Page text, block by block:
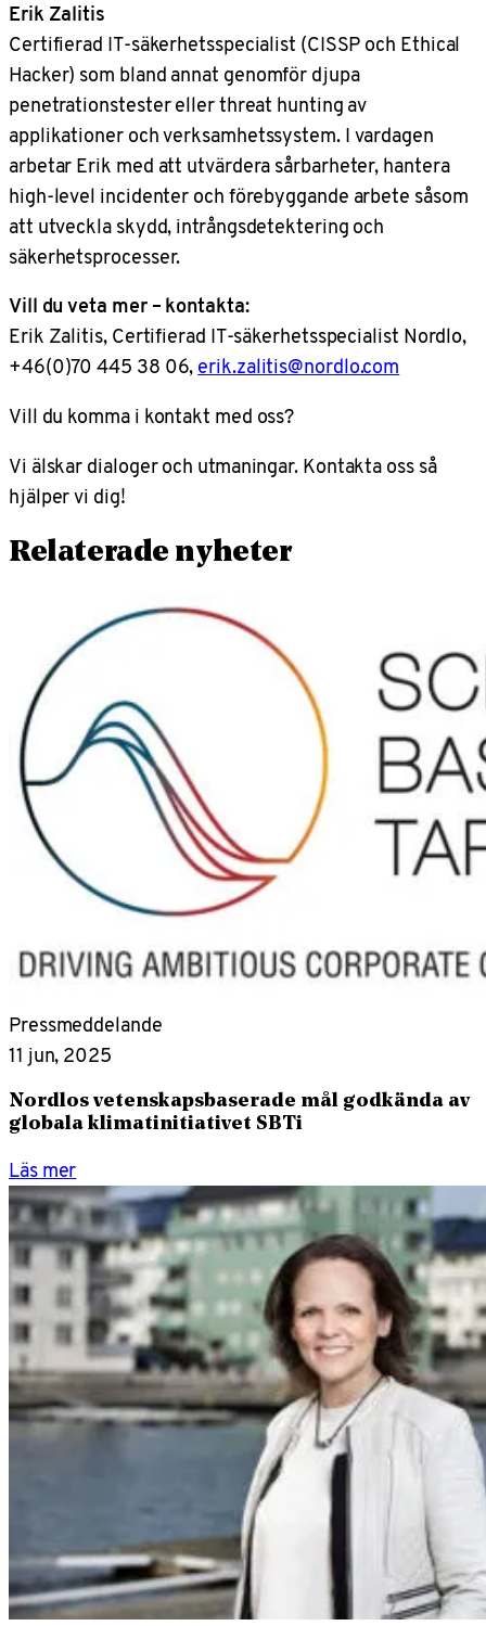
Erik Zalitis
Certifierad IT-säkerhetsspecialist (CISSP och Ethical
Hacker) som bland annat genomför djupa
penetrationstester eller threat hunting av
applikationer och verksamhetssystem. I vardagen
arbetar Erik med att utvärdera sårbarheter, hantera
high-level incidenter och förebyggande arbete såsom
att utveckla skydd, intrångsdetektering och
säkerhetsprocesser.
Vill du veta mer – kontakta:
Erik Zalitis, Certifierad IT-säkerhetsspecialist Nordlo,
+46(0)70 445 38 06,erik.zalitis@nordlo.com
Vill du komma i kontakt med oss?
Vi älskar dialoger och utmaningar. Kontakta oss så
hjälper vi dig!
Relaterade nyheter
Pressmeddelande
11 jun, 2025
Nordlos vetenskapsbaserade mål godkända av
globala klimatinitiativet SBTi
Läs mer